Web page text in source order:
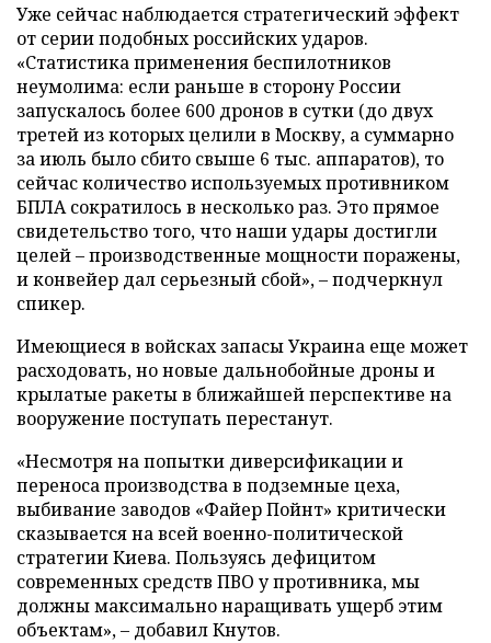
Уже сейчас наблюдается стратегический эффект
от серии подобных российских ударов.
«Статистика применения беспилотников
неумолима: если раньше в сторону России
запускалось более 600 дронов в сутки (до двух
третей из которых целили в Москву, а суммарно
за июль было сбито свыше 6 тыс. аппаратов), то
сейчас количество используемых противником
БПЛА сократилось в несколько раз. Это прямое
свидетельство того, что наши удары достигли
целей – производственные мощности поражены,
и конвейер дал серьезный сбой», – подчеркнул
спикер.
Имеющиеся в войсках запасы Украина еще может
расходовать, но новые дальнобойные дроны и
крылатые ракеты в ближайшей перспективе на
вооружение поступать перестанут.
«Несмотря на попытки диверсификации и
переноса производства в подземные цеха,
выбивание заводов «Файер Пойнт» критически
сказывается на всей военно-политической
стратегии Киева. Пользуясь дефицитом
современных средств ПВО у противника, мы
должны максимально наращивать ущерб этим
объектам», – добавил Кнутов.